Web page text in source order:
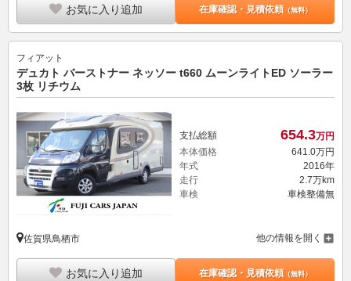
お気に入り追加 在庫確認・見積依頼（無料）
フィアット
デュカト バーストナー ネッソー t660 ムーンライトED ソーラー
3枚 リチウム
支払総額 654.3万円
本体価格
641. 0万円
年式
2016年
走行
2.7万km
車検
車検整備無
佐賀県鳥栖市 他の情報を開く
お気に入り追加 在庫確認・見積依頼（無料）